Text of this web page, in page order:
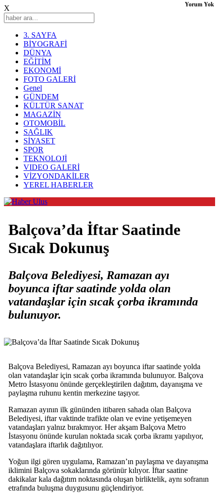
X
3. SAYFA
BİYOGRAFİ
DÜNYA
EĞİTİM
EKONOMİ
FOTO GALERİ
Genel
GÜNDEM
KÜLTÜR SANAT
MAGAZİN
OTOMOBİL
SAĞLIK
SİYASET
SPOR
TEKNOLOJİ
VIDEO GALERİ
VİZYONDAKİLER
YEREL HABERLER
Balçova’da İftar Saatinde
Sıcak Dokunuş
Balçova Belediyesi, Ramazan ayı
boyunca iftar saatinde yolda olan
vatandaşlar için sıcak çorba ikramında
bulunuyor.
Balçova Belediyesi, Ramazan ayı boyunca iftar saatinde yolda
olan vatandaşlar için sıcak çorba ikramında bulunuyor. Balçova
Metro İstasyonu önünde gerçekleştirilen dağıtım, dayanışma ve
paylaşma ruhunu kentin merkezine taşıyor.
Ramazan ayının ilk gününden itibaren sahada olan Balçova
Belediyesi, iftar vaktinde trafikte olan ve evine yetişemeyen
vatandaşları yalnız bırakmıyor. Her akşam Balçova Metro
İstasyonu önünde kurulan noktada sıcak çorba ikramı yapılıyor,
vatandaşlara iftarlık dağıtılıyor.
Yoğun ilgi gören uygulama, Ramazan’ın paylaşma ve dayanışma
iklimini Balçova sokaklarında görünür kılıyor. İftar saatine
dakikalar kala dağıtım noktasında oluşan birliktelik, aynı sofranın
etrafında buluşma duygusunu güçlendiriyor.
Yorum Yok